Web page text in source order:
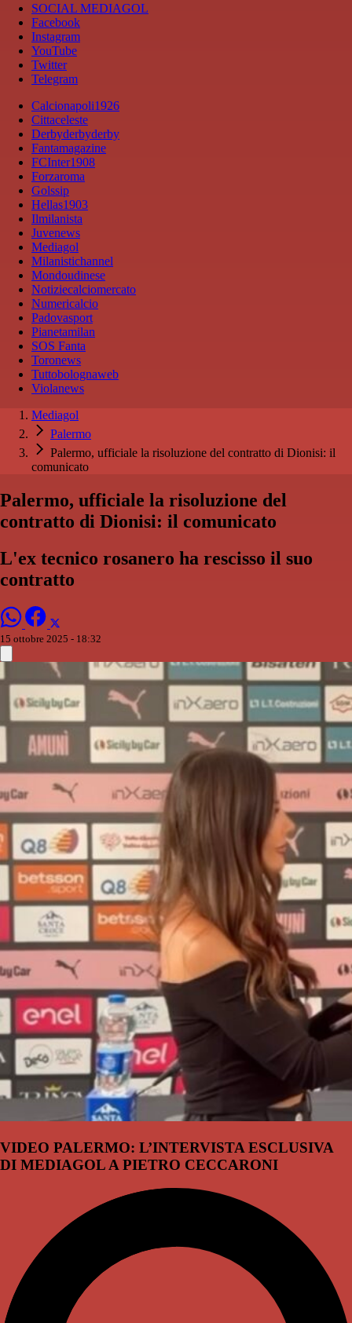
SOCIAL MEDIAGOL
Facebook
Instagram
YouTube
Twitter
Telegram
Calcionapoli1926
Cittaceleste
Derbyderbyderby
Fantamagazine
FCInter1908
Forzaroma
Golssip
Hellas1903
Ilmilanista
Juvenews
Mediagol
Milanistichannel
Mondoudinese
Notiziecalciomercato
Numericalcio
Padovasport
Pianetamilan
SOS Fanta
Toronews
Tuttobolognaweb
Violanews
Mediagol
Palermo
Palermo, ufficiale la risoluzione del contratto di Dionisi: il
comunicato
Palermo, ufficiale la risoluzione del
contratto di Dionisi: il comunicato
L'ex tecnico rosanero ha rescisso il suo
contratto
15 ottobre 2025 - 18:32
VIDEO PALERMO: L’INTERVISTA ESCLUSIVA
DI MEDIAGOL A PIETRO CECCARONI